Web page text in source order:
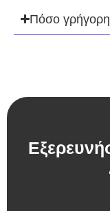
Πόσο γρήγορη